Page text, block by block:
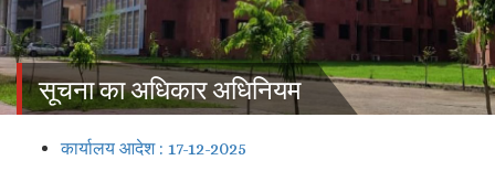
सूचना का अधिकार अधिनियम
कार्यालय आदेश : 17-12-2025